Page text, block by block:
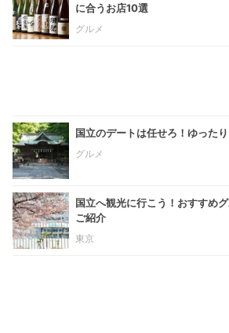
に合うお店10選
グルメ
国立のデートは任せろ！ゆった
グルメ
国立へ観光に行こう！おすすめ
ご紹介
東京